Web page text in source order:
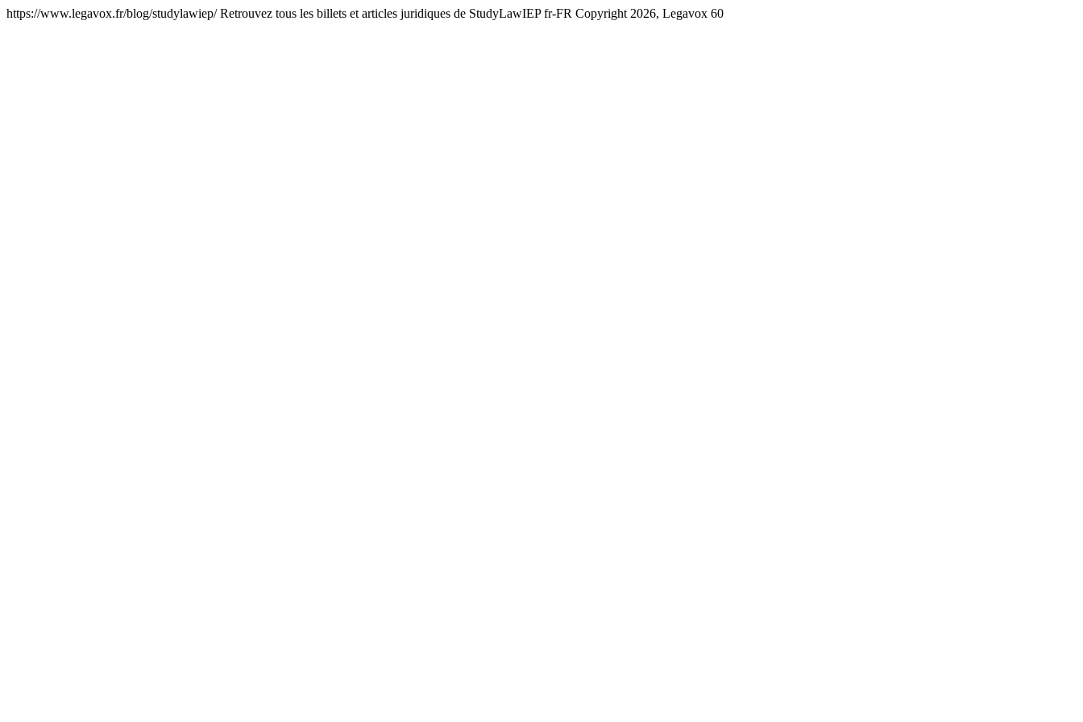
https://www.legavox.fr/blog/studylawiep/Retrouvez tous les billets et articles juridiques de StudyLawIEP fr-FR Copyright 2026, Legavox 60